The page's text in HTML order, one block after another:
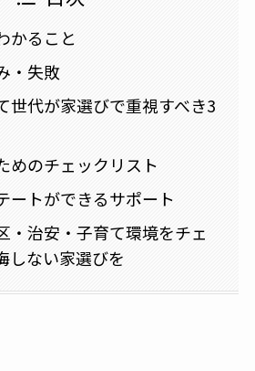
かること
・失敗
世代が家選びで重視すべき3
めのチェックリスト
ートができるサポート
・治安・子育て環境をチェ
しない家選びを